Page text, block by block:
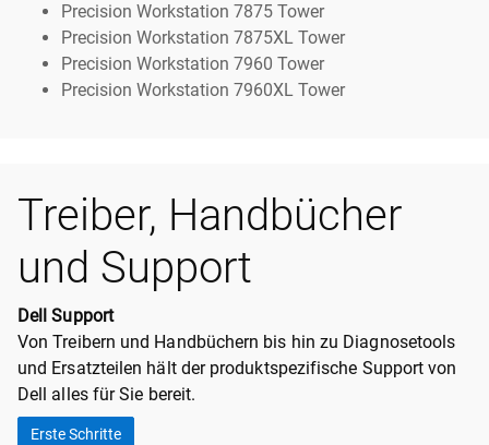
Precision Workstation 7875 Tower
Precision Workstation 7875XL Tower
Precision Workstation 7960 Tower
Precision Workstation 7960XL Tower
Treiber, Handbücher
und Support
Dell Support
Von Treibern und Handbüchern bis hin zu Diagnosetools
und Ersatzteilen hält der produktspezifische Support von
Dell alles für Sie bereit.
Erste Schritte